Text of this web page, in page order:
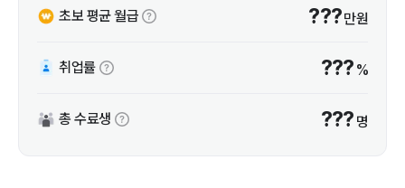
초보 평균 월급 ???만원
취업률 ??? %
총 수료생 ??? 명